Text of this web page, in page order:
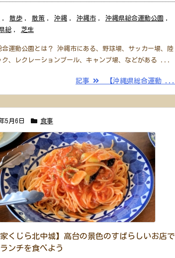
散歩 散策 沖縄 沖縄市 沖縄県総合運動公園
総 芝生
合運動公園とは？ 沖縄市にある、野球場、サッカー場、陸
ク、レクレーションプール、キャンプ場、などがある ...
記事 【沖縄県総合運動 ...
5月6日 食事
家くじら北中城】高台の景色のすばらしいお店で
ンチを食べよう